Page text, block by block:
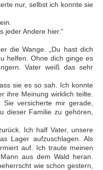
nur, selbst ich konnte sie
jeder Andere hier.“
die Wange. „Du hast dich
helfen. Ohne dich ginge es
Vater weiß das sehr
sie es so sah. Ich konnte
ihre Meinung wirklich teilte.
versicherte mir gerade,
dieser Familie zu gehören,
Ich half Vater, unsere
Lager aufzuschlagen. Als
auf. Ich traute meinen
aus dem Wald heran.
wie schon gestern,